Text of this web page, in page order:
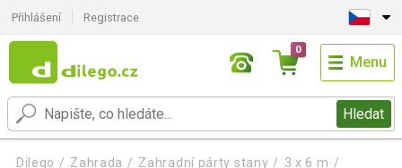
Přihlášení Registrace
Hledat
0
Menu
Dilego Zahrada Zahradní párty stany
3 x 6 m